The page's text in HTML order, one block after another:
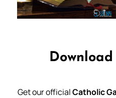
Get our officialCatholic